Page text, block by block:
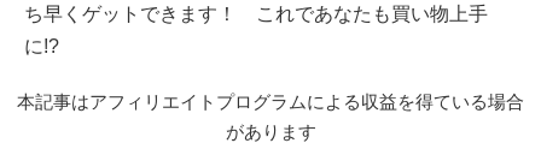
ち早くゲットできます！ これであなたも買い物上手
に!?
本記事はアフィリエイトプログラムによる収益を得ている場合
があります